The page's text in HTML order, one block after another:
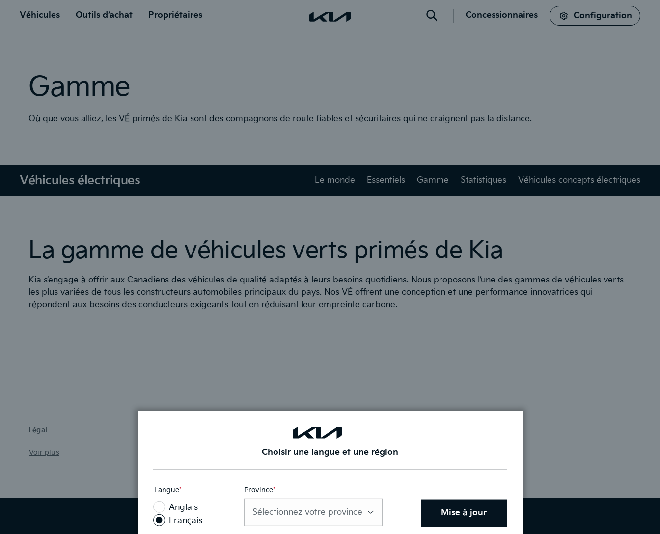
Véhicules Outils d’achat Propriétaires Recherche Concessionnaires Configuration
Gamme
Où que vous alliez, les VÉ primés de Kia sont des compagnons de route fiables et sécuritaires qui ne craignent pas la distance.
Véhicules électriques Le monde Essentiels Gamme Statistiques Véhicules concepts électriques
La gamme de véhicules verts primés de Kia
Kia s’engage à offrir aux Canadiens des véhicules de qualité adaptés à leurs besoins quotidiens. Nous proposons l’une des gammes de véhicules verts
les plus variées de tous les constructeurs automobiles principaux du pays. Nos VÉ offrent une conception et une performance innovatrices qui
répondent aux besoins des conducteurs exigeants tout en réduisant leur empreinte carbone.
Légal
Voir plus Choisir une langue et une région
Langue*
est
requis
Anglais
Français
Province*
champ
est
requis
Mise à jour